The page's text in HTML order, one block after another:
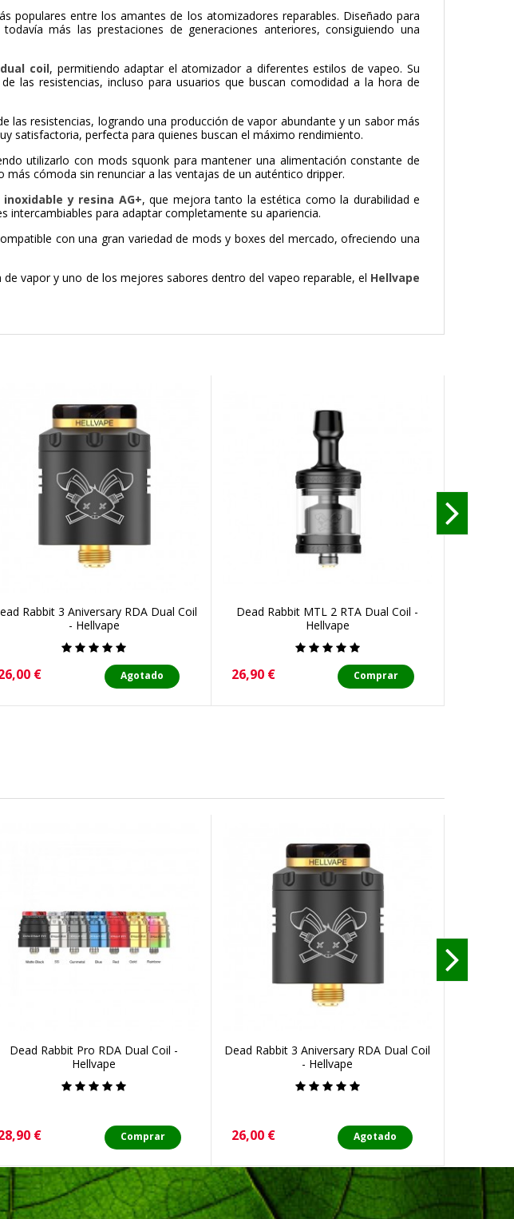
populares entre los amantes de los atomizadores reparables. Diseñado para
más las prestaciones de generaciones anteriores, consiguiendo una
coil, permitiendo adaptar el atomizador a diferentes estilos de vapeo. Su
las resistencias, incluso para usuarios que buscan comodidad a la hora de
las resistencias, logrando una producción de vapor abundante y un sabor más
satisfactoria, perfecta para quienes buscan el máximo rendimiento.
utilizarlo con mods squonk para mantener una alimentación constante de
cómoda sin renunciar a las ventajas de un auténtico dripper.
y resina AG+, que mejora tanto la estética como la durabilidad e
intercambiables para adaptar completamente su apariencia.
con una gran variedad de mods y boxes del mercado, ofreciendo una
vapor y uno de los mejores sabores dentro del vapeo reparable, el Hellvape
Rabbit 3 Aniversary RDA Dual Coil
- Hellvape
€ Agotado
Dead Rabbit MTL 2 RTA Dual Coil -
Hellvape
Precio
26,90 € Comprar
Dead Rabbit Pro RDA Dual Coil -
Hellvape
€ Comprar
Dead Rabbit 3 Aniversary RDA Dual Coil
- Hellvape
Precio
26,00 € Agotado